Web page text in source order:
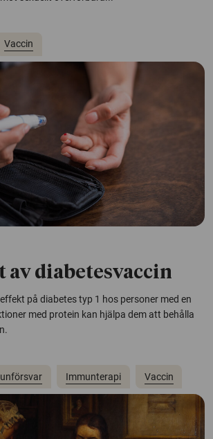
Vaccin
av diabetesvaccin
på diabetes typ 1 hos personer med en
med protein kan hjälpa dem att behålla
Immunterapi Vaccin